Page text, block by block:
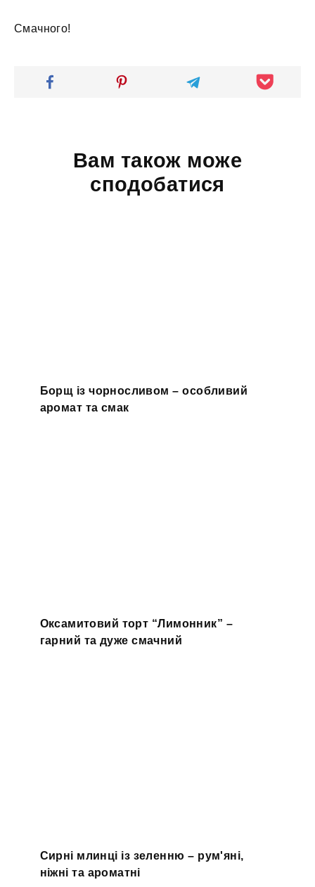
Смачного!
Вам також може
сподобатися
Борщ із чорносливом – особливий
аромат та смак
Оксамитовий торт “Лимонник” –
гарний та дуже смачний
Сирні млинці із зеленню – рум'яні,
ніжні та ароматні